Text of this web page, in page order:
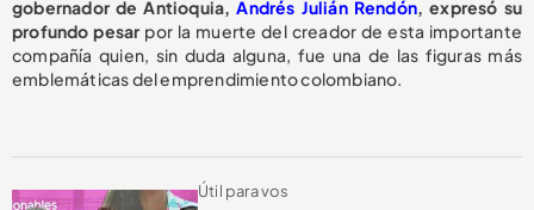
gobernador de Antioquia,Andrés Julián Rendón, expresó su
profundo pesar por la muerte del creador de esta importante
compañía quien, sin duda alguna, fue una de las figuras más
emblemáticas del emprendimiento colombiano.
Útil para vos